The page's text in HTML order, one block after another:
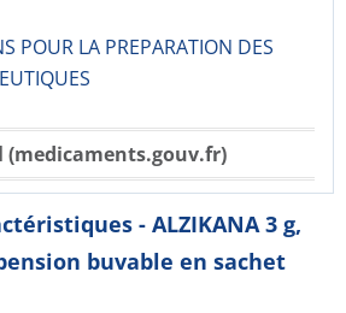
POUR LA PREPARATION DES
(medicaments.gouv.fr)
- ALZIKANA 3 g,
buvable en sachet